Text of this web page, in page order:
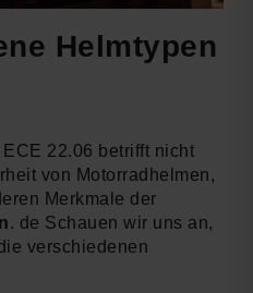
Helmtypen
22.06 betrifft nicht
von Motorradhelmen,
Merkmale der
. de Schauen wir uns an,
verschiedenen